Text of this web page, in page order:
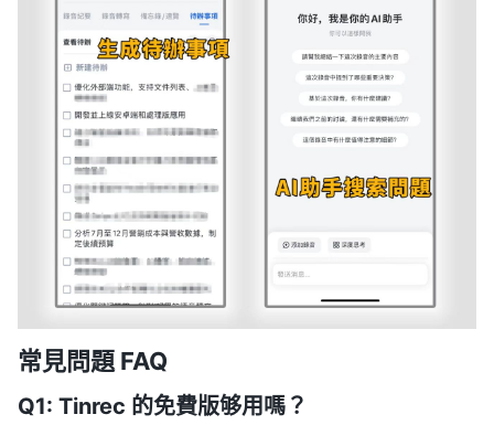
常見問題 FAQ
Q1: Tinrec 的免費版够用嗎？